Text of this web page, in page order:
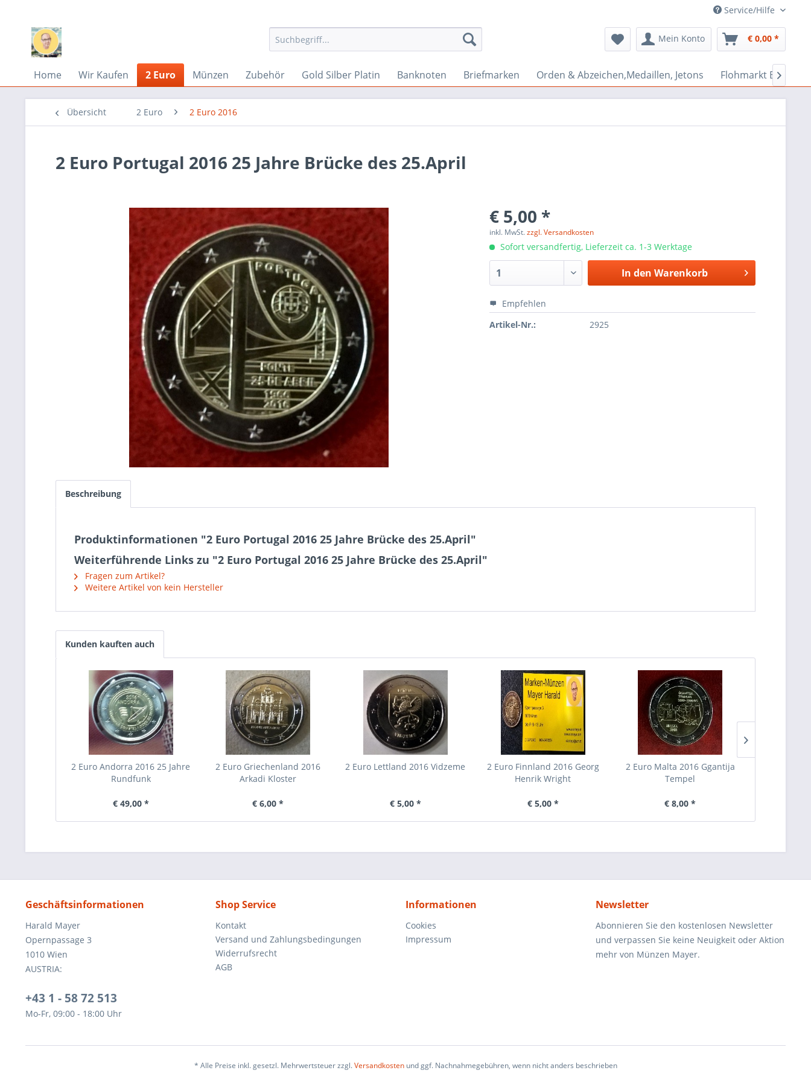
Service/Hilfe
Mein Konto € 0,00 *
Home Wir Kaufen 2 Euro Münzen Zubehör Gold Silber Platin Banknoten Briefmarken Orden & Abzeichen,Medaillen, Jetons Flohmarkt Bazar

Übersicht 2 Euro 2 Euro 2016
2 Euro Portugal 2016 25 Jahre Brücke des 25.April
€ 5,00 *
inkl. MwSt.zzgl. Versandkosten
Sofort versandfertig, Lieferzeit ca. 1-3 Werktage
In den Warenkorb
Empfehlen
Artikel-Nr.:
2925
Beschreibung
Produktinformationen "2 Euro Portugal 2016 25 Jahre Brücke des 25.April"
Weiterführende Links zu "2 Euro Portugal 2016 25 Jahre Brücke des 25.April"
Fragen zum Artikel?
Weitere Artikel von kein Hersteller
Kunden kauften auch
2 Euro Andorra 2016 25 Jahre
Rundfunk
€ 49,00 *
2 Euro Griechenland 2016
Arkadi Kloster
€ 6,00 *
2 Euro Lettland 2016 Vidzeme
€ 5,00 *
2 Euro Finnland 2016 Georg
Henrik Wright
€ 5,00 *
2 Euro Malta 2016 Ggantija
Tempel
€ 8,00 *
Geschäftsinformationen
Harald Mayer
Opernpassage 3
1010 Wien
AUSTRIA:
+43 1 - 58 72 513
Mo-Fr, 09:00 - 18:00 Uhr
Shop Service
Kontakt
Versand und Zahlungsbedingungen
Widerrufsrecht
AGB
Informationen
Cookies
Impressum
Newsletter
Abonnieren Sie den kostenlosen Newsletter
und verpassen Sie keine Neuigkeit oder Aktion
mehr von Münzen Mayer.
* Alle Preise inkl. gesetzl. Mehrwertsteuer zzgl.Versandkostenund ggf. Nachnahmegebühren, wenn nicht anders beschrieben